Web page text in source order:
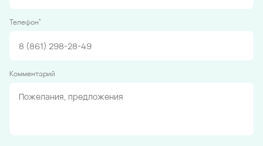
Телефон*
Комментарий